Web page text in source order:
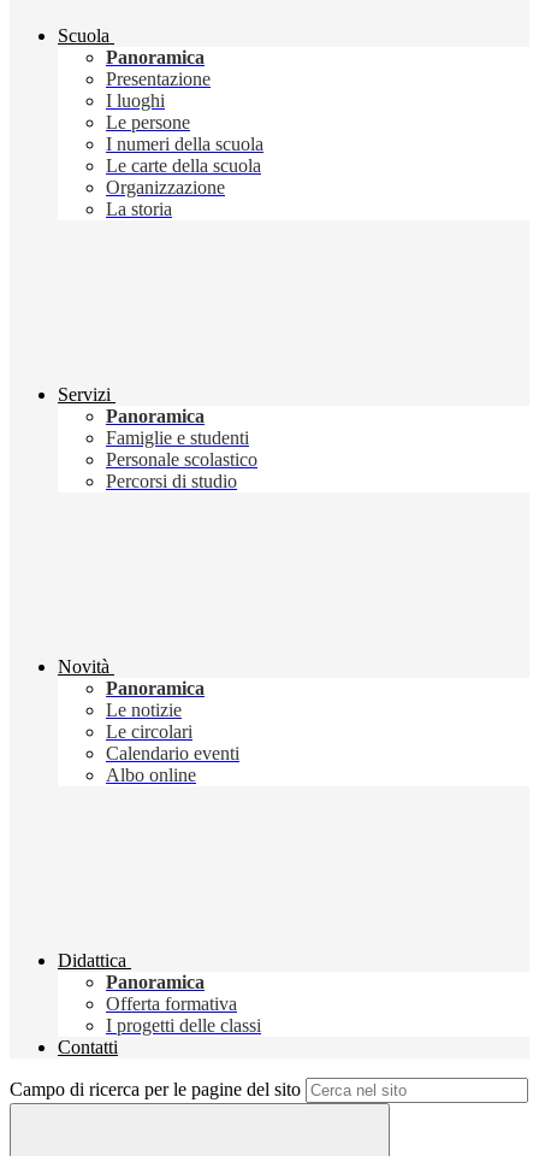
Scuola
Panoramica
Presentazione
I luoghi
Le persone
I numeri della scuola
Le carte della scuola
Organizzazione
La storia
Servizi
Panoramica
Famiglie e studenti
Personale scolastico
Percorsi di studio
Novità
Panoramica
Le notizie
Le circolari
Calendario eventi
Albo online
Didattica
Panoramica
Offerta formativa
I progetti delle classi
Contatti
Campo di ricerca per le pagine del sito